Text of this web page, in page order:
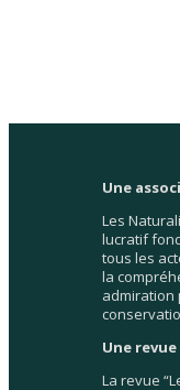
Une
Les
lucratif
tous les
la
admiration
Une
La revue